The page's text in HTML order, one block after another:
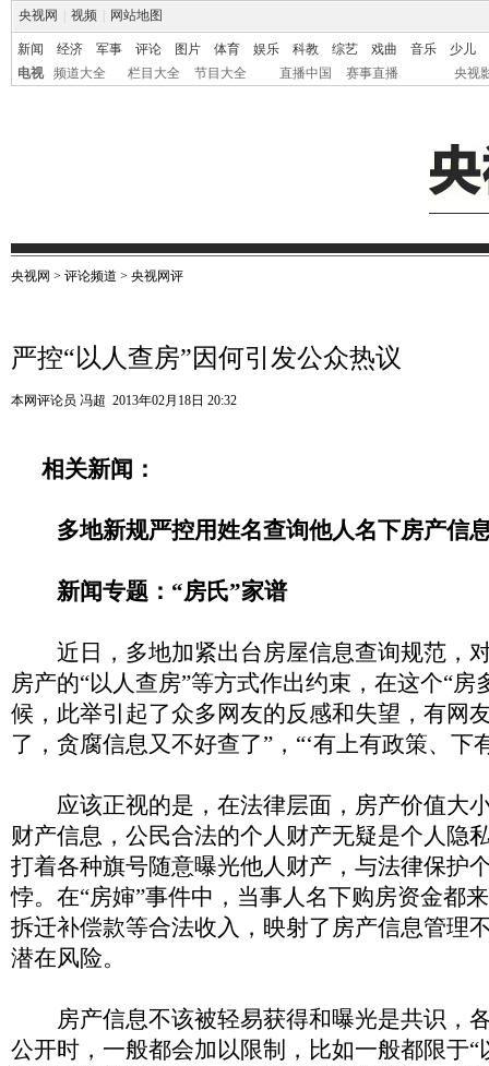
央视网 视频 网站地图
新闻 经济 军事 评论 图片 体育 娱乐 科教 综艺 戏曲 音乐
少儿
电视
频道大全 栏目大全 节目大全 直播中国 赛事直播 央视
央视网 > 评论频道 > 央视网评
严控“以人查房”因何引发公众热议
本网评论员 冯超 2013年02月18日 20:32
相关新闻：
多地新规严控用姓名查询他人名下房产信
新闻专题：“房氏”家谱
近日，多地加紧出台房屋信息查询规范，
房产的“以人查房”等方式作出约束，在这个“房
候，此举引起了众多网友的反感和失望，有网
了，贪腐信息又不好查了”，“‘有上有政策、下
应该正视的是，在法律层面，房产价值大
财产信息，公民合法的个人财产无疑是个人隐
打着各种旗号随意曝光他人财产，与法律保护
悖。在“房婶”事件中，当事人名下购房资金都
拆迁补偿款等合法收入，映射了房产信息管理
潜在风险。
房产信息不该被轻易获得和曝光是共识，
公开时，一般都会加以限制，比如一般都限于“